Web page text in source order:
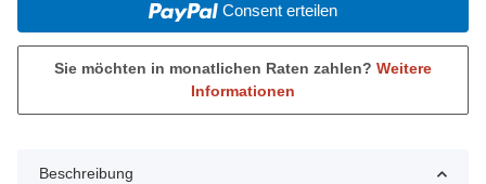
Consent erteilen
Sie möchten in monatlichen Raten zahlen? Weitere
Informationen
Beschreibung